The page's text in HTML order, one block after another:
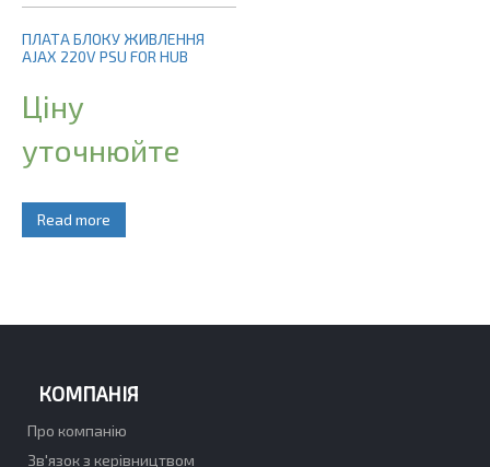
ПЛАТА БЛОКУ ЖИВЛЕННЯ
AJAX 220V PSU FOR HUB
Ціну
уточнюйте
Read more
КОМПАНІЯ
Про компанію
Зв'язок з керівництвом